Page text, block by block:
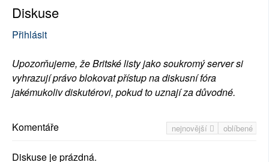
Diskuse
Přihlásit
Upozorňujeme, že Britské listy jako soukromý server si
vyhrazují právo blokovat přístup na diskusní fóra
jakémukoliv diskutérovi, pokud to uznají za důvodné.
nejnovější oblíbené
Komentáře
Diskuse je prázdná.